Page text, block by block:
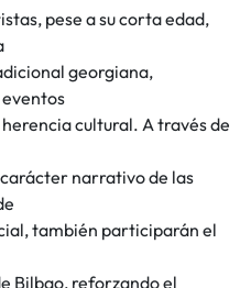
pese a su corta edad,
georgiana,
cultural. A través de
narrativo de las
también participarán el
Bilbao, reforzando el